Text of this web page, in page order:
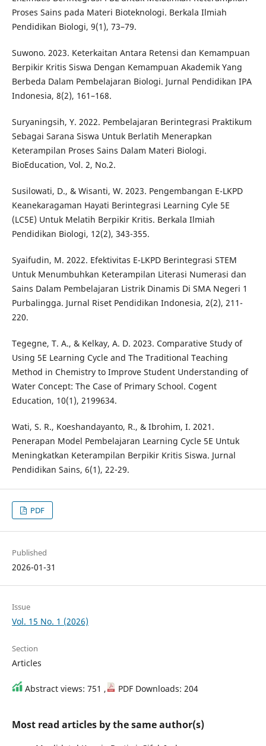
Proses Sains pada Materi Bioteknologi. Berkala Ilmiah
Pendidikan Biologi, 9(1), 73–79.
Suwono. 2023. Keterkaitan Antara Retensi dan Kemampuan
Berpikir Kritis Siswa Dengan Kemampuan Akademik Yang
Berbeda Dalam Pembelajaran Biologi. Jurnal Pendidikan IPA
Indonesia, 8(2), 161–168.
Suryaningsih, Y. 2022. Pembelajaran Berintegrasi Praktikum
Sebagai Sarana Siswa Untuk Berlatih Menerapkan
Keterampilan Proses Sains Dalam Materi Biologi.
BioEducation, Vol. 2, No.2.
Susilowati, D., & Wisanti, W. 2023. Pengembangan E-LKPD
Keanekaragaman Hayati Berintegrasi Learning Cyle 5E
(LC5E) Untuk Melatih Berpikir Kritis. Berkala Ilmiah
Pendidikan Biologi, 12(2), 343-355.
Syaifudin, M. 2022. Efektivitas E-LKPD Berintegrasi STEM
Untuk Menumbuhkan Keterampilan Literasi Numerasi dan
Sains Dalam Pembelajaran Listrik Dinamis Di SMA Negeri 1
Purbalingga. Jurnal Riset Pendidikan Indonesia, 2(2), 211-
220.
Tegegne, T. A., & Kelkay, A. D. 2023. Comparative Study of
Using 5E Learning Cycle and The Traditional Teaching
Method in Chemistry to Improve Student Understanding of
Water Concept: The Case of Primary School. Cogent
Education, 10(1), 2199634.
Wati, S. R., Koeshandayanto, R., & Ibrohim, I. 2021.
Penerapan Model Pembelajaran Learning Cycle 5E Untuk
Meningkatkan Keterampilan Berpikir Kritis Siswa. Jurnal
Pendidikan Sains, 6(1), 22-29.
PDF
Published
2026-01-31
Issue
Vol. 15 No. 1 (2026)
Section
Articles
Abstract views: 751 , PDF Downloads: 204
Most read articles by the same author(s)